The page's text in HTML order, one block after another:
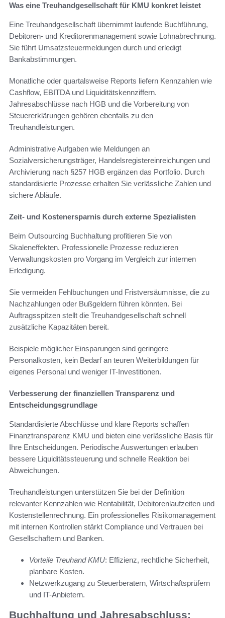
Was eine Treuhandgesellschaft für KMU konkret leistet
Eine Treuhandgesellschaft übernimmt laufende Buchführung,
Debitoren- und Kreditorenmanagement sowie Lohnabrechnung.
Sie führt Umsatzsteuermeldungen durch und erledigt
Bankabstimmungen.
Monatliche oder quartalsweise Reports liefern Kennzahlen wie
Cashflow, EBITDA und Liquiditätskennziffern.
Jahresabschlüsse nach HGB und die Vorbereitung von
Steuererklärungen gehören ebenfalls zu den
Treuhandleistungen.
Administrative Aufgaben wie Meldungen an
Sozialversicherungsträger, Handelsregistereinreichungen und
Archivierung nach §257 HGB ergänzen das Portfolio. Durch
standardisierte Prozesse erhalten Sie verlässliche Zahlen und
sichere Abläufe.
Zeit- und Kostenersparnis durch externe Spezialisten
Beim Outsourcing Buchhaltung profitieren Sie von
Skaleneffekten. Professionelle Prozesse reduzieren
Verwaltungskosten pro Vorgang im Vergleich zur internen
Erledigung.
Sie vermeiden Fehlbuchungen und Fristversäumnisse, die zu
Nachzahlungen oder Bußgeldern führen könnten. Bei
Auftragsspitzen stellt die Treuhandgesellschaft schnell
zusätzliche Kapazitäten bereit.
Beispiele möglicher Einsparungen sind geringere
Personalkosten, kein Bedarf an teuren Weiterbildungen für
eigenes Personal und weniger IT-Investitionen.
Verbesserung der finanziellen Transparenz und
Entscheidungsgrundlage
Standardisierte Abschlüsse und klare Reports schaffen
Finanztransparenz KMU und bieten eine verlässliche Basis für
Ihre Entscheidungen. Periodische Auswertungen erlauben
bessere Liquiditätssteuerung und schnelle Reaktion bei
Abweichungen.
Treuhandleistungen unterstützen Sie bei der Definition
relevanter Kennzahlen wie Rentabilität, Debitorenlaufzeiten und
Kostenstellenrechnung. Ein professionelles Risikomanagement
mit internen Kontrollen stärkt Compliance und Vertrauen bei
Gesellschaftern und Banken.
Vorteile Treuhand KMU: Effizienz, rechtliche Sicherheit,
planbare Kosten.
Netzwerkzugang zu Steuerberatern, Wirtschaftsprüfern
und IT-Anbietern.
Buchhaltung und Jahresabschluss: